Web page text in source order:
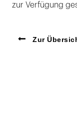
zur Verfügung
Zur